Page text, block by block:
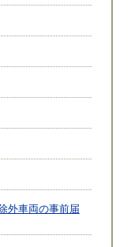
外車両の事前届